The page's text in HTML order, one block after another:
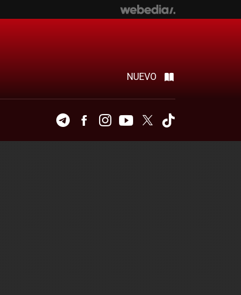
NUEVO
TelegramFacebookInstagramYoutubeTwitter